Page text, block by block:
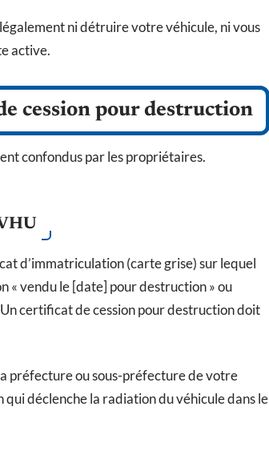
ni détruire votre véhicule, ni vous
active.
cession pour destruction
confondus par les propriétaires.
d’immatriculation (carte grise) sur lequel
« vendu le [date] pour destruction » ou
certificat de cession pour destruction doit
préfecture ou sous-préfecture de votre
déclenche la radiation du véhicule dans le